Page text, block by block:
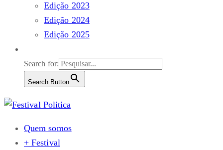
Edição 2023
Edição 2024
Edição 2025
Search for:
Search Button
Quem somos
+ Festival